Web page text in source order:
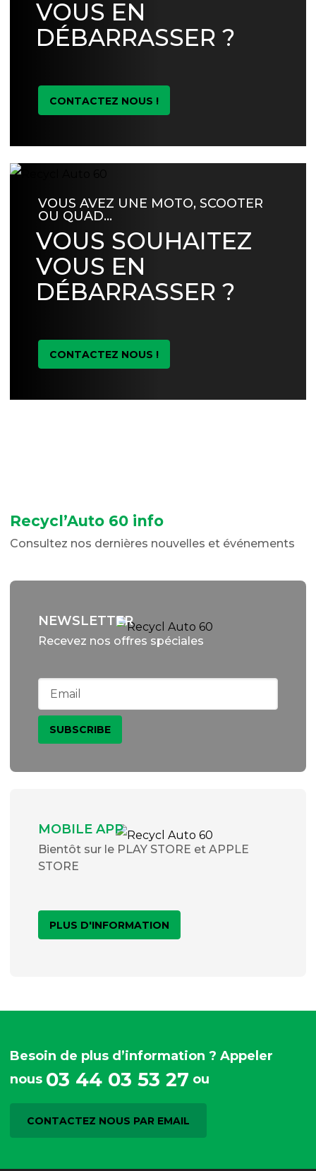
VOUS EN
DÉBARRASSER ?
CONTACTEZ NOUS !
VOUS AVEZ UNE MOTO, SCOOTER
OU QUAD…
VOUS SOUHAITEZ
VOUS EN
DÉBARRASSER ?
CONTACTEZ NOUS !
Recycl’Auto 60 info
Consultez nos dernières nouvelles et événements
NEWSLETTER
Recevez nos offres spéciales
MOBILE APP
Bientôt sur le PLAY STORE et APPLE
STORE
PLUS D'INFORMATION
Besoin de plus d’information ? Appeler
nous 03 44 03 53 27 ou
CONTACTEZ NOUS PAR EMAIL